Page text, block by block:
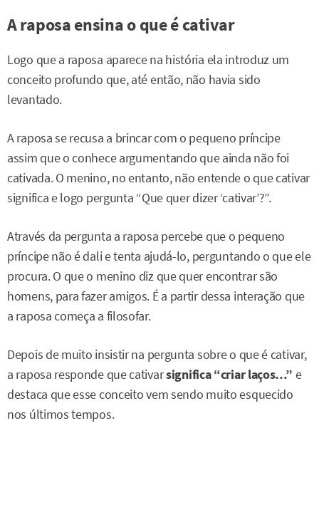
A raposa ensina o que é cativar
Logo que a raposa aparece na história ela introduz um
conceito profundo que, até então, não havia sido
levantado.
A raposa se recusa a brincar com o pequeno príncipe
assim que o conhece argumentando que ainda não foi
cativada. O menino, no entanto, não entende o que cativar
significa e logo pergunta “Que quer dizer ‘cativar’?”.
Através da pergunta a raposa percebe que o pequeno
príncipe não é dali e tenta ajudá-lo, perguntando o que ele
procura. O que o menino diz que quer encontrar são
homens, para fazer amigos. É a partir dessa interação que
a raposa começa a filosofar.
Depois de muito insistir na pergunta sobre o que é cativar,
a raposa responde que cativarsignifica “criar laços…” e
destaca que esse conceito vem sendo muito esquecido
nos últimos tempos.